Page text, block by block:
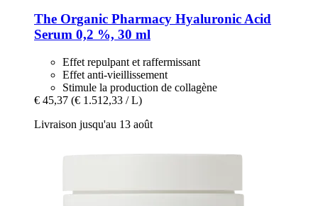
The Organic Pharmacy Hyaluronic Acid
Serum 0,2 %, 30 ml
Effet repulpant et raffermissant
Effet anti-vieillissement
Stimule la production de collagène
€ 45,37 (€ 1.512,33 / L)
Livraison jusqu'au 13 août